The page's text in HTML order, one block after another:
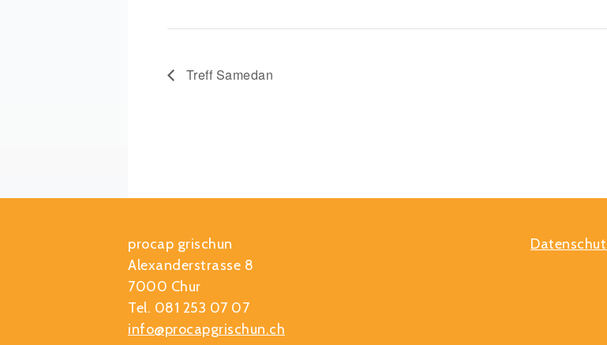
Treff Samedan
procap grischun
Alexanderstrasse 8
7000 Chur
Tel. 081 253 07 07
info@procapgrischun.ch